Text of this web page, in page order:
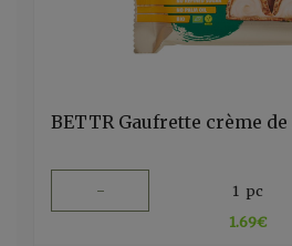
BETTR Gaufrette crème
- 1 pc
1.69€